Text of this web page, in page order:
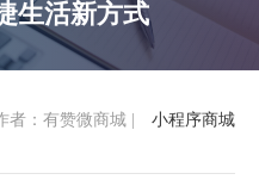
生活新方式
小程序商城
者：有赞微商城